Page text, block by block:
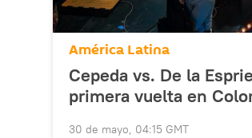
América Latina
Cepeda vs. De la
primera vuelta en
30 de mayo, 04:15 GMT